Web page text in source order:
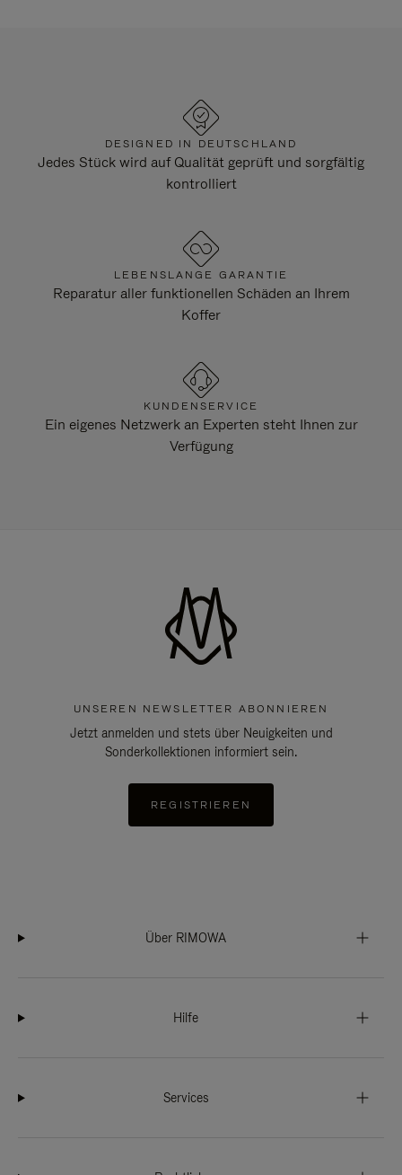
DESIGNED IN DEUTSCHLAND
Jedes Stück wird auf Qualität geprüft und sorgfältig
kontrolliert
LEBENSLANGE GARANTIE
Reparatur aller funktionellen Schäden an Ihrem
Koffer
KUNDENSERVICE
Ein eigenes Netzwerk an Experten steht Ihnen zur
Verfügung
UNSEREN NEWSLETTER ABONNIEREN
Jetzt anmelden und stets über Neuigkeiten und
Sonderkollektionen informiert sein.
REGISTRIEREN
Über RIMOWA
Hilfe
Services